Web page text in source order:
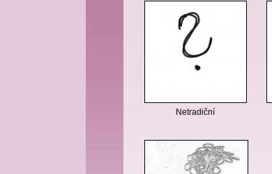
Netradiční